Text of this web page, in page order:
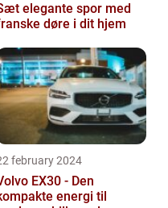
elegante spor med
døre i dit hjem
february 2024
EX30 - Den
energi til